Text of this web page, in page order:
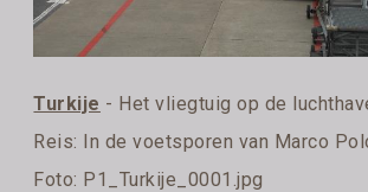
Turkije - Het vliegtuig op de
Reis: In de voetsporen van Marco
Foto: P1_Turkije_0001.jpg